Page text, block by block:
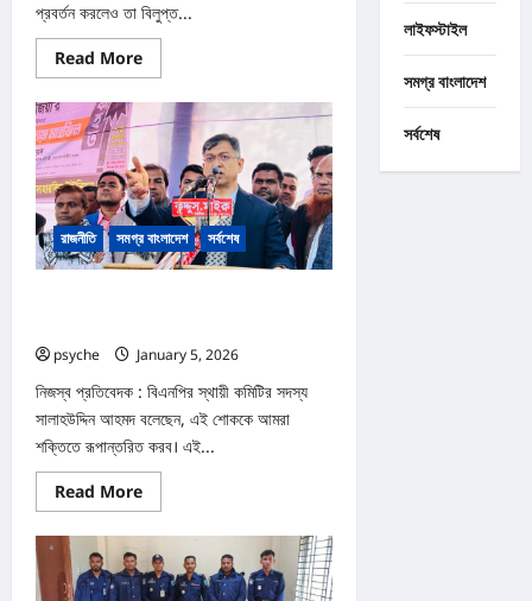
প্রবর্তন করলেও তা বিলুপ্ত...
Read MoreRead
more
আওয়ামীলীগ
সব
গণতান্ত্রিক
অধিকার
কেড়ে
নিয়ে
স্বৈরতান্ত্রিক
শাসন
ব্যবস্থা
কায়েম
রাজনীতি সমগ্র বাংলাদেশ সর্বশেষ
psyche
January 5, 2026
নিজস্ব প্রতিবেদক : বিএনপির স্থায়ী কমিটির সদস্য
সালাহউদ্দিন আহমদ বলেছেন, এই শোককে আমরা
শক্তিতে রূপান্তরিত করব। এই...
Read MoreRead
more
এই
শোককে
আমরা
শক্তিতে
লাইফস্টাইল
সমগ্র বাংলাদেশ
সর্বশেষ